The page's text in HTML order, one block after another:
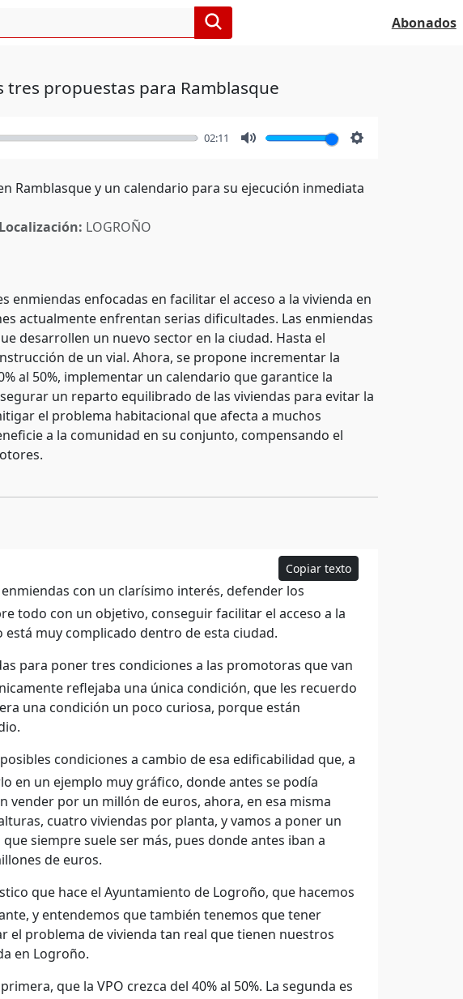
Abonados
tres propuestas para Ramblasque
02:11
Ramblasque y un calendario para su ejecución inmediata
Localización: LOGROÑO
enmiendas enfocadas en facilitar el acceso a la vivienda en
actualmente enfrentan serias dificultades. Las enmiendas
desarrollen un nuevo sector en la ciudad. Hasta el
de un vial. Ahora, se propone incrementar la
al 50%, implementar un calendario que garantice la
un reparto equilibrado de las viviendas para evitar la
el problema habitacional que afecta a muchos
a la comunidad en su conjunto, compensando el
Copiar texto
con un clarísimo interés, defender los
todo con un objetivo, conseguir facilitar el acceso a la
muy complicado dentro de esta ciudad.
para poner tres condiciones a las promotoras que van
reflejaba una única condición, que les recuerdo
una condición un poco curiosa, porque están
condiciones a cambio de esa edificabilidad que, a
en un ejemplo muy gráfico, donde antes se podía
vender por un millón de euros, ahora, en esa misma
cuatro viviendas por planta, y vamos a poner un
siempre suele ser más, pues donde antes iban a
de euros.
que hace el Ayuntamiento de Logroño, que hacemos
y entendemos que también tenemos que tener
problema de vivienda tan real que tienen nuestros
en Logroño.
que la VPO crezca del 40% al 50%. La segunda es